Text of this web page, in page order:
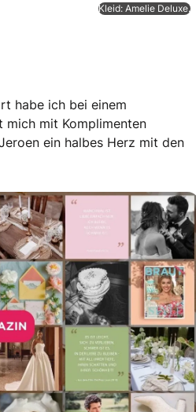
Kleid: Amelie Deluxe.
habe ich bei einem
mich mit Komplimenten
ein halbes Herz mit den